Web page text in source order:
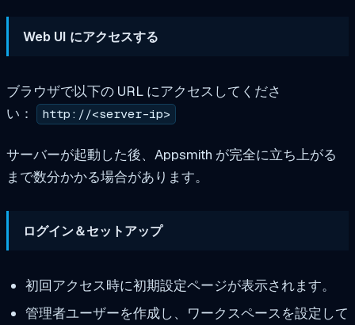
Web UI にアクセスする
ブラウザで以下の URL にアクセスしてくださ
い：
http://<server-ip>
サーバーが起動した後、Appsmith が完全に立ち上がる
まで数分かかる場合があります。
ログイン＆セットアップ
初回アクセス時に初期設定ページが表示されます。
管理者ユーザーを作成し、ワークスペースを設定して